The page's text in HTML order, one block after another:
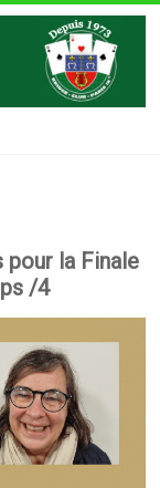
pour la Finale
/4